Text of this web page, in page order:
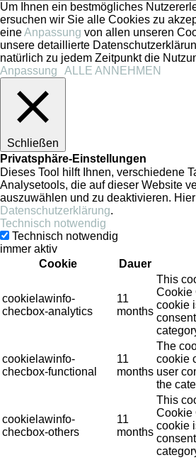
Um Ihnen ein bestmögliches
ersuchen wir Sie alle Cookies zu
eineAnpassung von allen unseren
unsere detaillierte
natürlich zu jedem Zeitpunkt die
Anpassung
ALLE ANNEHMEN
Schließen
Privatsphäre-Einstellungen
Dieses Tool hilft Ihnen, verschiedene
Analysetools, die auf dieser Website
auszuwählen und zu deaktivieren.
Datenschutzerklärung.
Technisch notwendig
Technisch notwendig
immer aktiv
Cookie
Dauer
cookielawinfo-
checbox-analytics
11
months
This
Cookie
cookie
cookielawinfo-
checbox-functional
11
months
The
cookie
user
the
cookielawinfo-
checbox-others
11
months
This
Cookie
cookie